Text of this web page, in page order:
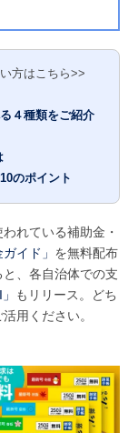
方はこちら>>
４種類をご紹介
のポイント
れている補助金・
ガイド」 を無料配布
、各自治体での支
もリリース。どち
用ください。